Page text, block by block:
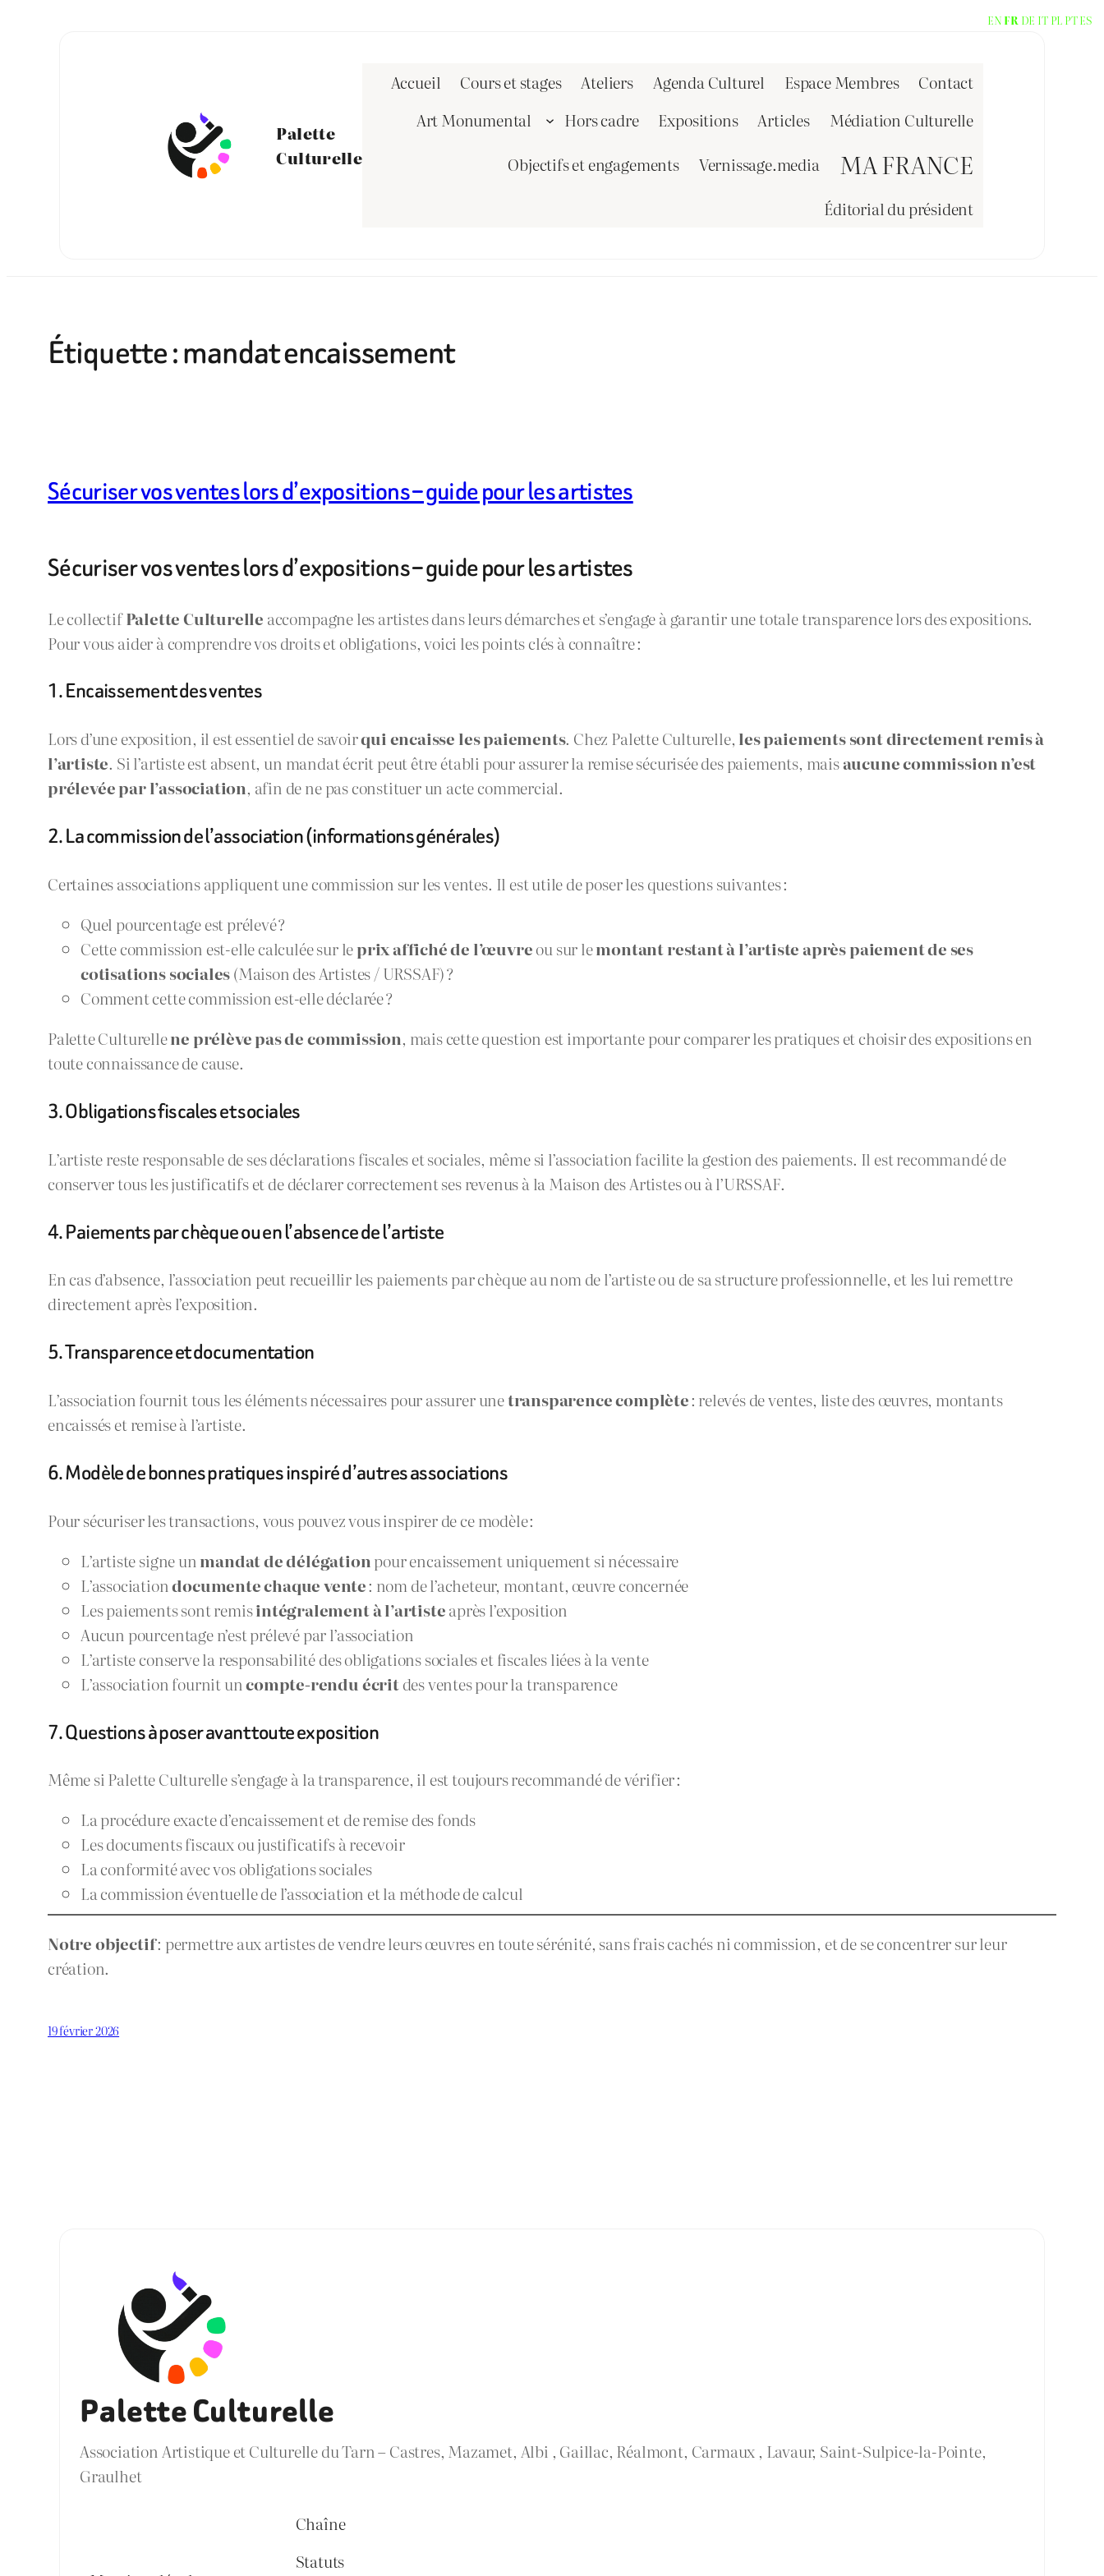
Palette
Culturelle
Accueil Cours et stages Ateliers Agenda Culturel Espace Membres
Contact
Art Monumental
Hors cadre Expositions Articles
Médiation Culturelle
Objectifs et engagements
Vernissage.media MA FRANCE
Éditorial du président
Étiquette :mandat encaissement
Sécuriser vos ventes lors d’expositions – guide pour les artistes
Sécuriser vos ventes lors d’expositions – guide pour les artistes
Le collectifPalette Culturelle accompagne les artistes dans leurs démarches et s’engage à garantir une totale transparence lors des expositions.
Pour vous aider à comprendre vos droits et obligations, voici les points clés à connaître :
1. Encaissement des ventes
Lors d’une exposition, il est essentiel de savoirqui encaisse les paiements. Chez Palette Culturelle, les paiements sont directement remis à
l’artiste. Si l’artiste est absent, un mandat écrit peut être établi pour assurer la remise sécurisée des paiements, maisaucune commission n’est
prélevée par l’association, afin de ne pas constituer un acte commercial.
2. La commission de l’association (informations générales)
Certaines associations appliquent une commission sur les ventes. Il est utile de poser les questions suivantes :
Quel pourcentage est prélevé ?
Cette commission est-elle calculée sur leprix affiché de l’œuvreou sur lemontant restant à l’artiste après paiement de ses
cotisations sociales(Maison des Artistes / URSSAF) ?
Comment cette commission est-elle déclarée ?
Palette Culturellene prélève pas de commission, mais cette question est importante pour comparer les pratiques et choisir des expositions en
toute connaissance de cause.
3. Obligations fiscales et sociales
L’artiste reste responsable de ses déclarations fiscales et sociales, même si l’association facilite la gestion des paiements. Il est recommandé de
conserver tous les justificatifs et de déclarer correctement ses revenus à la Maison des Artistes ou à l’URSSAF.
4. Paiements par chèque ou en l’absence de l’artiste
En cas d’absence, l’association peut recueillir les paiements par chèque au nom de l’artiste ou de sa structure professionnelle, et les lui remettre
directement après l’exposition.
5. Transparence et documentation
L’association fournit tous les éléments nécessaires pour assurer unetransparence complète: relevés de ventes, liste des œuvres, montants
encaissés et remise à l’artiste.
6. Modèle de bonnes pratiques inspiré d’autres associations
Pour sécuriser les transactions, vous pouvez vous inspirer de ce modèle :
L’artiste signe un mandat de délégation pour encaissement uniquement si nécessaire
L’associationdocumente chaque vente: nom de l’acheteur, montant, œuvre concernée
Les paiements sont remisintégralement à l’artisteaprès l’exposition
Aucun pourcentage n’est prélevé par l’association
L’artiste conserve la responsabilité des obligations sociales et fiscales liées à la vente
L’association fournit uncompte-rendu écritdes ventes pour la transparence
7. Questions à poser avant toute exposition
Même si Palette Culturelle s’engage à la transparence, il est toujours recommandé de vérifier :
La procédure exacte d’encaissement et de remise des fonds
Les documents fiscaux ou justificatifs à recevoir
La conformité avec vos obligations sociales
La commission éventuelle de l’association et la méthode de calcul
Notre objectif: permettre aux artistes de vendre leurs œuvres en toute sérénité, sans frais cachés ni commission, et de se concentrer sur leur
création.
19 février 2026
Palette Culturelle
Association Artistique et Culturelle du Tarn – Castres, Mazamet, Albi , Gaillac, Réalmont, Carmaux , Lavaur, Saint-Sulpice-la-Pointe,
Graulhet
Chaîne
Statuts
EN FR DE IT PL PTES